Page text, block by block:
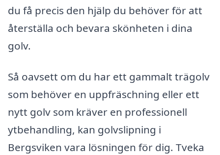
du få precis den hjälp du behöver för att
återställa och bevara skönheten i dina
golv.
Så oavsett om du har ett gammalt trägolv
som behöver en uppfräschning eller ett
nytt golv som kräver en professionell
ytbehandling, kan golvslipning i
Bergsviken vara lösningen för dig. Tveka